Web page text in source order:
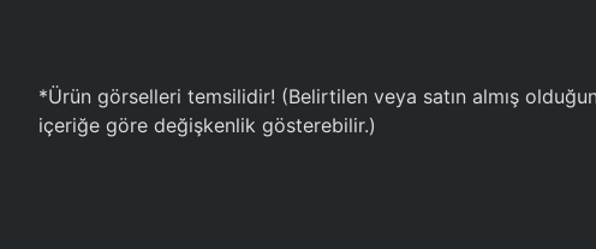
*Ürün görselleri temsilidir! (Belirtilen veya satın almış
içeriğe göre değişkenlik gösterebilir.)